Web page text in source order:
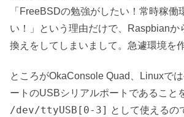
「FreeBSDの勉強がしたい！常時稼働
い！」という理由だけで、Raspbianか
換えをしてしまいまして。急遽環境を
ところがOkaConsole Quad、Linuxで
ートのUSBシリアルポートであること
/dev/ttyUSB[0-3]
として使えるの